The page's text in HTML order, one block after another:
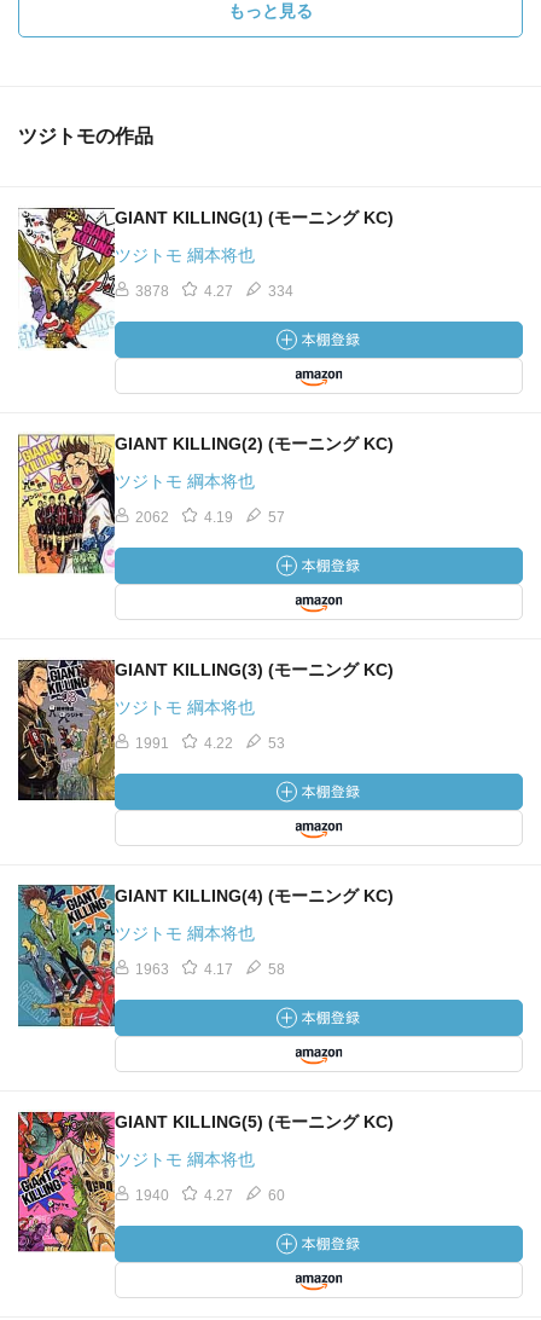
もっと見る
ツジトモの作品
GIANT KILLING(1) (モーニング KC)
ツジトモ 綱本将也
3878 4.27 334
GIANT KILLING(2) (モーニング KC)
ツジトモ 綱本将也
2062 4.19 57
GIANT KILLING(3) (モーニング KC)
ツジトモ 綱本将也
1991 4.22 53
GIANT KILLING(4) (モーニング KC)
ツジトモ 綱本将也
1963 4.17 58
GIANT KILLING(5) (モーニング KC)
ツジトモ 綱本将也
1940 4.27 60